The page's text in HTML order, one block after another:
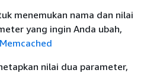
menemukan nama dan nilai
yang ingin Anda ubah,
nilai dua parameter,